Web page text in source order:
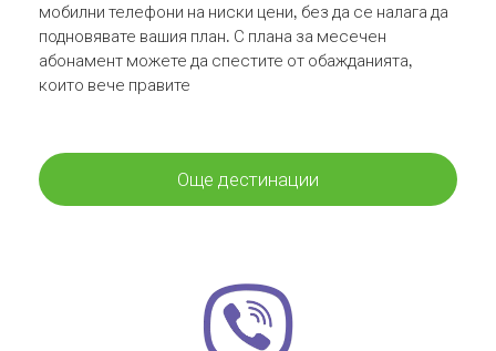
мобилни телефони на ниски цени, без да се налага да
подновявате вашия план. С плана за месечен
абонамент можете да спестите от обажданията,
които вече правите
Още дестинации